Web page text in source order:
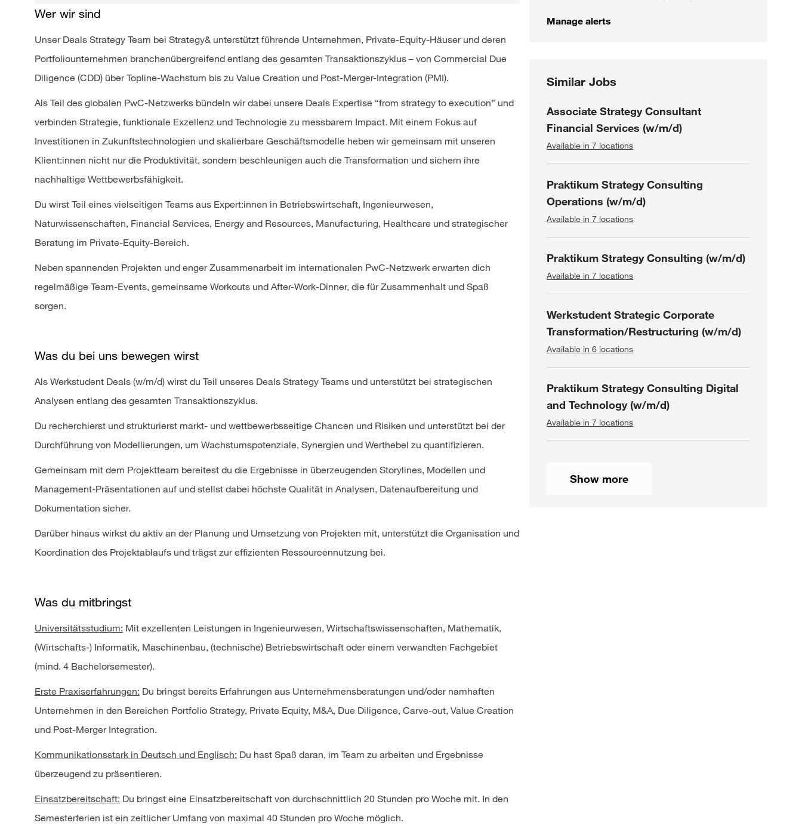
Wer wir sind
Unser Deals Strategy Team bei Strategy& unterstützt führende Unternehmen, Private-Equity-Häuser und deren
Portfoliounternehmen branchenübergreifend entlang des gesamten Transaktionszyklus – von Commercial Due
Diligence (CDD) über Topline-Wachstum bis zu Value Creation und Post-Merger-Integration (PMI).
Als Teil des globalen PwC-Netzwerks bündeln wir dabei unsere Deals Expertise “from strategy to execution” und
verbinden Strategie, funktionale Exzellenz und Technologie zu messbarem Impact. Mit einem Fokus auf
Investitionen in Zukunftstechnologien und skalierbare Geschäftsmodelle heben wir gemeinsam mit unseren
Klient:innen nicht nur die Produktivität, sondern beschleunigen auch die Transformation und sichern ihre
nachhaltige Wettbewerbsfähigkeit.
Du wirst Teil eines vielseitigen Teams aus Expert:innen in Betriebswirtschaft, Ingenieurwesen,
Naturwissenschaften, Financial Services, Energy and Resources, Manufacturing, Healthcare und strategischer
Beratung im Private-Equity-Bereich.
Neben spannenden Projekten und enger Zusammenarbeit im internationalen PwC-Netzwerk erwarten dich
regelmäßige Team-Events, gemeinsame Workouts und After-Work-Dinner, die für Zusammenhalt und Spaß
sorgen.
Was du bei uns bewegen wirst
Als Werkstudent Deals (w/m/d) wirst du Teil unseres Deals Strategy Teams und unterstützt bei strategischen
Analysen entlang des gesamten Transaktionszyklus.
Du recherchierst und strukturierst markt- und wettbewerbsseitige Chancen und Risiken und unterstützt bei der
Durchführung von Modellierungen, um Wachstumspotenziale, Synergien und Werthebel zu quantifizieren.
Gemeinsam mit dem Projektteam bereitest du die Ergebnisse in überzeugenden Storylines, Modellen und
Management-Präsentationen auf und stellst dabei höchste Qualität in Analysen, Datenaufbereitung und
Dokumentation sicher.
Darüber hinaus wirkst du aktiv an der Planung und Umsetzung von Projekten mit, unterstützt die Organisation und
Koordination des Projektablaufs und trägst zur effizienten Ressourcennutzung bei.
Was du mitbringst
Universitätsstudium: Mit exzellenten Leistungen in Ingenieurwesen, Wirtschaftswissenschaften, Mathematik,
(Wirtschafts-) Informatik, Maschinenbau, (technische) Betriebswirtschaft oder einem verwandten Fachgebiet
(mind. 4 Bachelorsemester).
Erste Praxiserfahrungen: Du bringst bereits Erfahrungen aus Unternehmensberatungen und/oder namhaften
Unternehmen in den Bereichen Portfolio Strategy, Private Equity, M&A, Due Diligence, Carve-out, Value Creation
und Post-Merger Integration.
Kommunikationsstark in Deutsch und Englisch: Du hast Spaß daran, im Team zu arbeiten und Ergebnisse
überzeugend zu präsentieren.
Einsatzbereitschaft: Du bringst eine Einsatzbereitschaft von durchschnittlich 20 Stunden pro Woche mit. In den
Semesterferien ist ein zeitlicher Umfang von maximal 40 Stunden pro Woche möglich.
Manage alerts
Similar Jobs
Associate Strategy Consultant
Financial Services (w/m/d)
Available in 7 locations
Praktikum Strategy Consulting
Operations (w/m/d)
Available in 7 locations
Praktikum Strategy Consulting (w/m/d)
Available in 7 locations
Werkstudent Strategic Corporate
Transformation/Restructuring (w/m/d)
Available in 6 locations
Praktikum Strategy Consulting Digital
and Technology (w/m/d)
Available in 7 locations
Show more